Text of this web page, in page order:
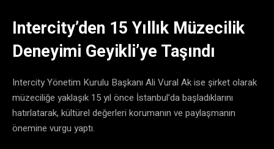
Intercity’den 15 Yıllık Müzecilik
Deneyimi Geyikli’ye Taşındı
Intercity Yönetim Kurulu Başkanı Ali Vural Ak ise şirket olarak
müzeciliğe yaklaşık 15 yıl önce İstanbul’da başladıklarını
hatırlatarak, kültürel değerleri korumanın ve paylaşmanın
önemine vurgu yaptı.